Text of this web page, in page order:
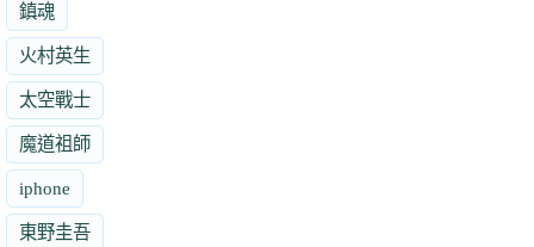
鎮魂
火村英生
太空戰士
魔道祖師
iphone
東野圭吾